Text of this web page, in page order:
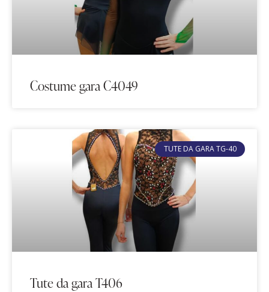
Costume gara C4049
TUTE DA GARA TG-40
Tute da gara T406